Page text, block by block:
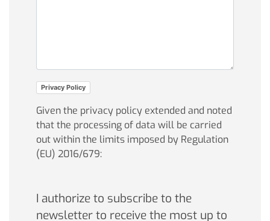
Privacy Policy
Given the privacy policy extended and noted
that the processing of data will be carried
out within the limits imposed by Regulation
(EU) 2016/679:
I authorize to subscribe to the
newsletter to receive the most up to